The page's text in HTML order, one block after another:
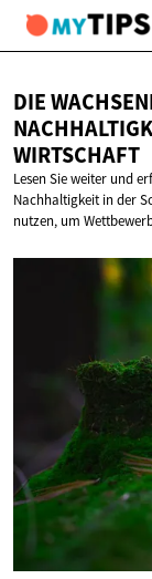
DIE
WIRTSCHAFT
Lesen Sie weiter und
Nachhaltigkeit in der
nutzen, um